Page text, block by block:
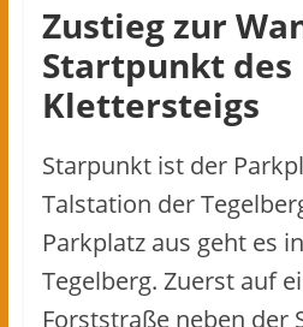
Zustieg zur
Startpunkt des
Klettersteigs
Starpunkt ist der
Talstation der
Parkplatz aus geht es
Tegelberg. Zuerst auf
Forststraße neben der